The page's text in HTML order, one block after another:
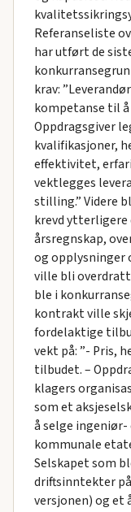
Referanseliste
har utført de
krav:
kompetanse til
Oppdragsgiver
kvalifikasjoner,
effektivitet,
vektlegges
stilling.” Videre
krevd ytterligere
årsregnskap,
og opplysninger
ville bli
ble i
kontrakt ville
fordelaktige
vekt på: ”- Pris,
tilbudet. –
klagers
som et
å selge
kommunale
Selskapet som
driftsinntekter
versjonen) og et